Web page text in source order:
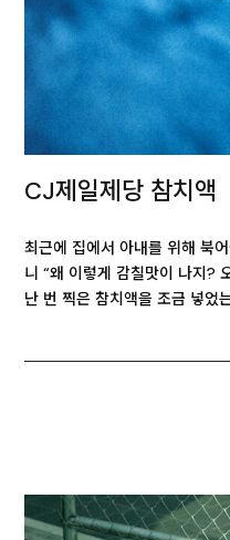
CJ제일제당 참치액
최근에 집에서 아내를 위해 북
니 “왜 이렇게 감칠맛이 나지?
난 번 찍은 참치액을 조금 넣었